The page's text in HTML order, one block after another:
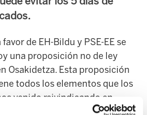
de EH-Bildu y PSE-EE se
una proposición no de ley
Osakidetza. Esta proposición
todos los elementos que los
venido reivindicando en